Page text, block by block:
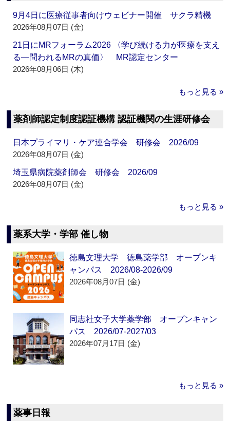
9月4日に医療従事者向けウェビナー開催 サクラ精機
2026年08月07日 (金)
21日にMRフォーラム2026 〈学び続ける力が医療を支え
る―問われるMRの真価〉 MR認定センター
2026年08月06日 (木)
もっと見る »
薬剤師認定制度認証機構 認証機関の生涯研修会
日本プライマリ・ケア連合学会 研修会 2026/09
2026年08月07日 (金)
埼玉県病院薬剤師会 研修会 2026/09
2026年08月07日 (金)
もっと見る »
薬系大学・学部 催し物
徳島文理大学 徳島薬学部 オープンキ
ャンパス 2026/08-2026/09
2026年08月07日 (金)
同志社女子大学薬学部 オープンキャン
パス 2026/07-2027/03
2026年07月17日 (金)
もっと見る »
薬事日報